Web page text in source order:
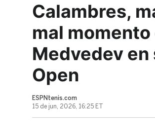
Calambres,
mal
Medvedev
Open
ESPNtenis.com
15 de jun, 2026, 16:25 ET